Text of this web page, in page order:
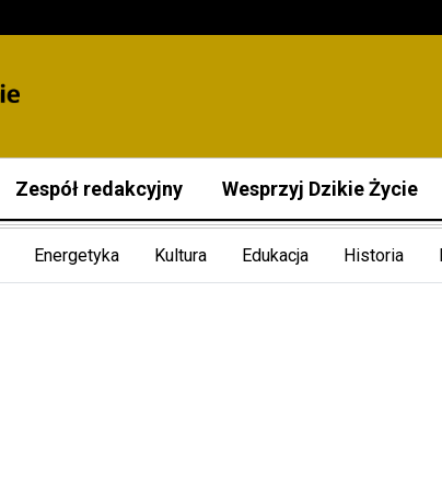
Zespół redakcyjny Wesprzyj Dzikie Życie
Energetyka Kultura Edukacja Historia